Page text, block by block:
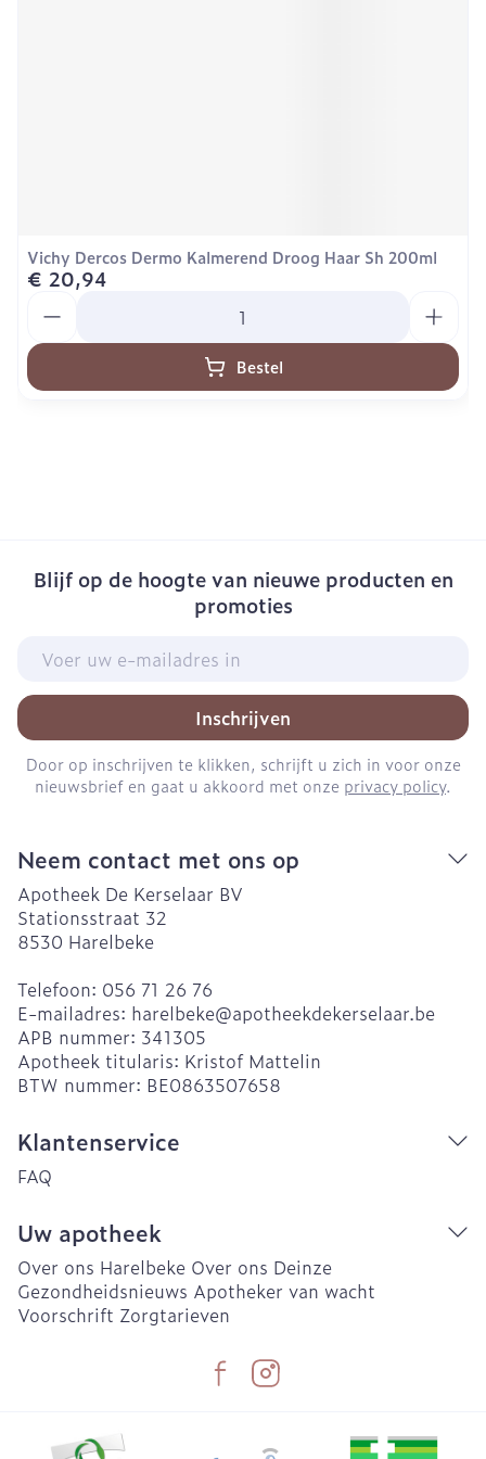
Vichy Dercos Dermo Kalmerend Droog Haar Sh 200ml
€ 20,94
Bestel
Blijf op de hoogte van nieuwe producten en
promoties
Inschrijven
Door op inschrijven te klikken, schrijft u zich in voor onze
nieuwsbrief en gaat u akkoord met onze privacy policy.
Neem contact met ons op
Apotheek De Kerselaar BV
Stationsstraat 32
8530 Harelbeke
Telefoon: 056 71 26 76
E-mailadres: harelbeke@apotheekdekerselaar.be
APB nummer: 341305
Apotheek titularis: Kristof Mattelin
BTW nummer: BE0863507658
Klantenservice
FAQ
Uw apotheek
Over ons Harelbeke Over ons Deinze
Gezondheidsnieuws Apotheker van wacht
Voorschrift Zorgtarieven